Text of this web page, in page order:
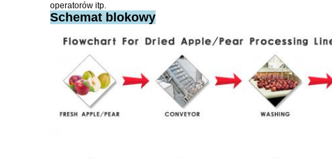
operatorów itp.
Schemat blokowy